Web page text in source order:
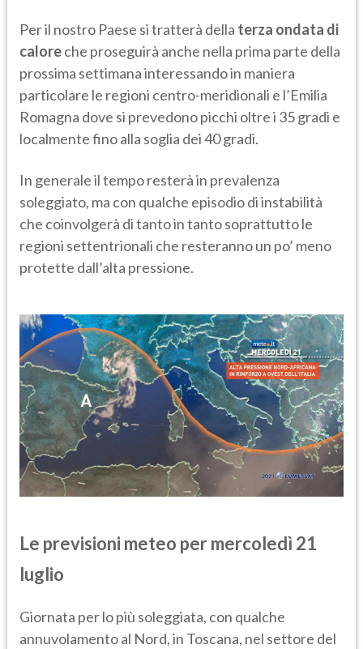
Per il nostro Paese si tratterà della terza ondata di
caloreche proseguirà anche nella prima parte della
prossima settimana interessando in maniera
particolare le regioni centro-meridionali e l’Emilia
Romagna dove si prevedono picchi oltre i 35 gradi e
localmente fino alla soglia dei 40 gradi.
In generale il tempo resterà in prevalenza
soleggiato, ma con qualche episodio di instabilità
che coinvolgerà di tanto in tanto soprattutto le
regioni settentrionali che resteranno un po’ meno
protette dall’alta pressione.
Le previsioni meteo per mercoledì 21
luglio
Giornata per lo più soleggiata, con qualche
annuvolamento al Nord, in Toscana, nel settore del